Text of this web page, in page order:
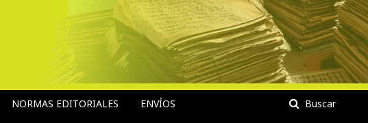
NORMAS EDITORIALES ENVÍOS Buscar